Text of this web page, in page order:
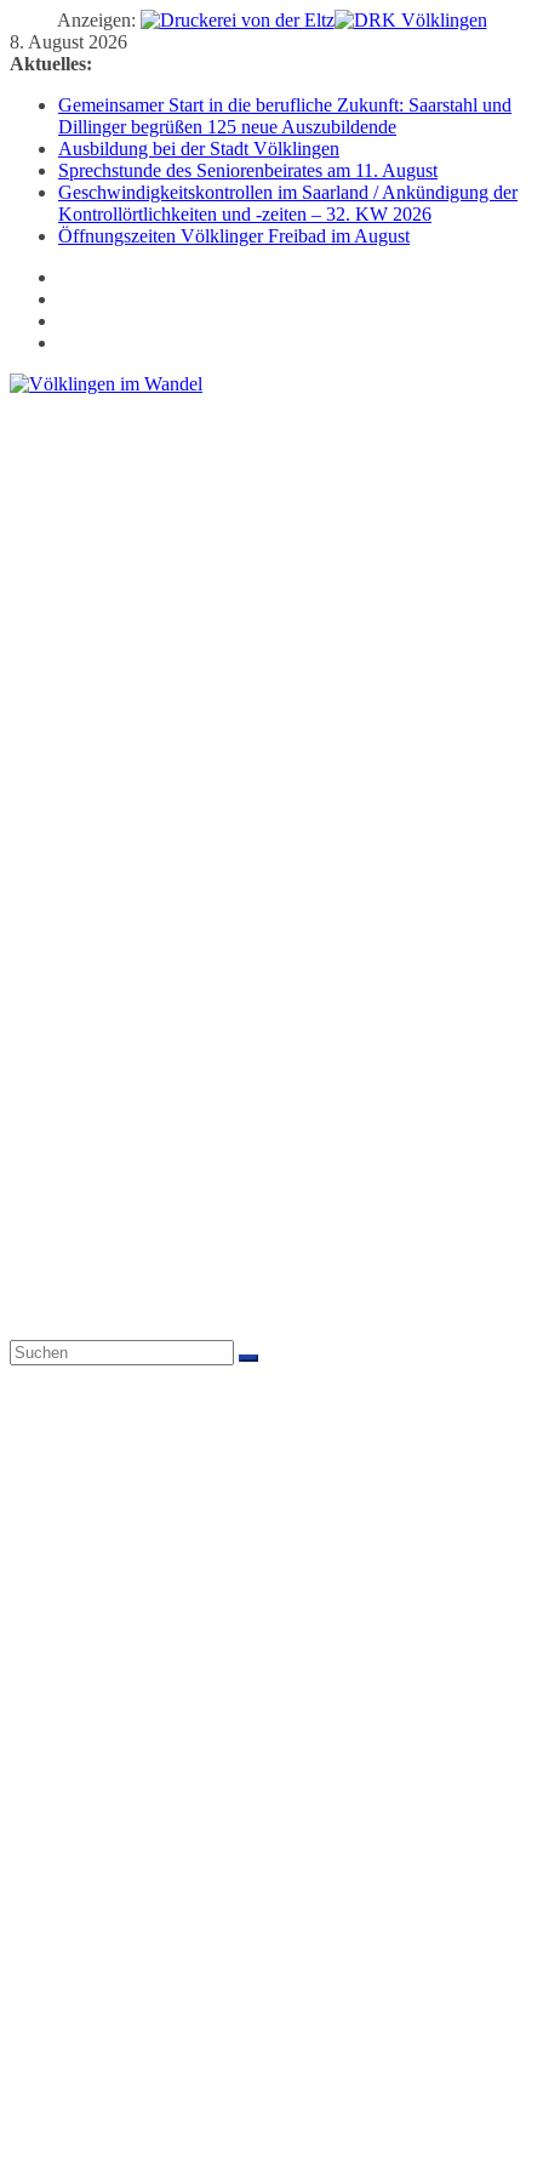
Anzeigen:
Zum
Inhalt
8. August 2026
Aktuelles:
Gemeinsamer Start in die berufliche Zukunft: Saarstahl und
Dillinger begrüßen 125 neue Auszubildende
Ausbildung bei der Stadt Völklingen
Sprechstunde des Seniorenbeirates am 11. August
Geschwindigkeitskontrollen im Saarland / Ankündigung der
Kontrollörtlichkeiten und -zeiten – 32. KW 2026
Öffnungszeiten Völklinger Freibad im August